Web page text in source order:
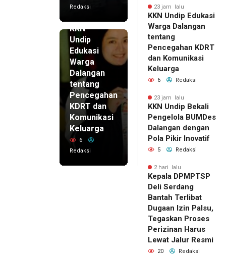
Redaksi
KKN
Undip
Edukasi
Warga
Dalangan
tentang
Pencegahan
KDRT dan
Komunikasi
Keluarga
6
Redaksi
23 jam lalu
KKN Undip Edukasi
Warga Dalangan
tentang
Pencegahan KDRT
dan Komunikasi
Keluarga
6 Redaksi
23 jam lalu
KKN Undip Bekali
Pengelola BUMDes
Dalangan dengan
Pola Pikir Inovatif
5 Redaksi
2 hari lalu
Kepala DPMPTSP
Deli Serdang
Bantah Terlibat
Dugaan Izin Palsu,
Tegaskan Proses
Perizinan Harus
Lewat Jalur Resmi
20 Redaksi